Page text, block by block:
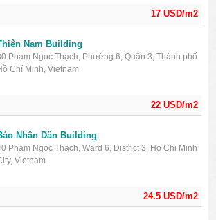
17 USD/m2
22 USD/m2
Nam Building
Phạm Ngọc Thạch, Phường 6, Quận 3, Thành phố
Chí Minh, Vietnam
24.5 USD/m2
Nhân Dân Building
Phạm Ngọc Thạch, Ward 6, District 3, Ho Chi Minh
Vietnam